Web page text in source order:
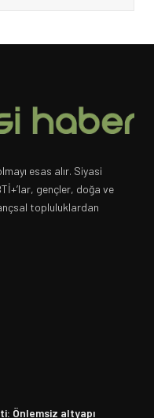
esas alır. Siyasi
gençler, doğa ve
topluluklardan
Önlemsiz altyapı